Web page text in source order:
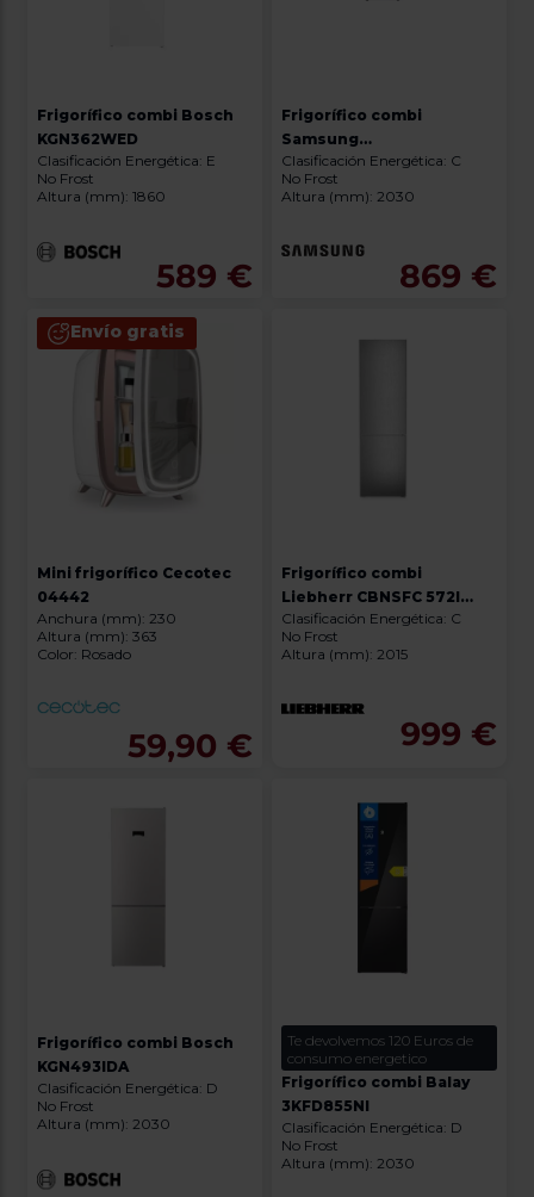
Frigorífico combi Bosch
KGN362WED
Clasificación Energética: E
No Frost
Altura (mm): 1860
589 €
Frigorífico combi
Samsung
RB38C674CSA/EF
Clasificación Energética: C
No Frost
Altura (mm): 2030
869 €
Envío gratis
Mini frigorífico Cecotec
04442
Anchura (mm): 230
Altura (mm): 363
Color: Rosado
59,90 €
Frigorífico combi
Liebherr CBNSFC 572I
PLUS
Clasificación Energética: C
No Frost
Altura (mm): 2015
999 €
Frigorífico combi Bosch
KGN493IDA
Clasificación Energética: D
No Frost
Altura (mm): 2030
Te devolvemos 120 Euros de
consumo energetico
Frigorífico combi Balay
3KFD855NI
Clasificación Energética: D
No Frost
Altura (mm): 2030